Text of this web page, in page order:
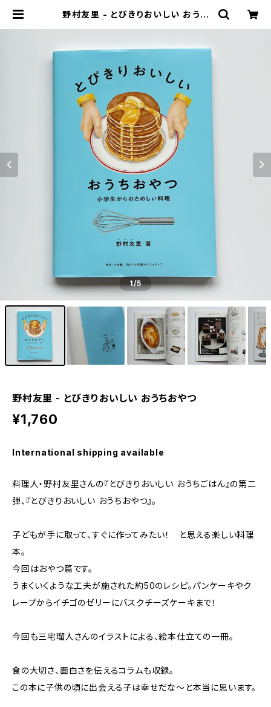
野村友里 - とびきりおいしい おうち
1/5
野村友里 - とびきりおいしい おうちおやつ
¥1,760
International shipping available
料理人・野村友里さんの『とびきりおいしい おうちごはん』の第二
弾、『とびきりおいしい おうちおやつ』。
子どもが手に取って、すぐに作ってみたい！ と思える楽しい料理
本。
今回はおやつ篇です。
うまくいくような工夫が施された約50のレシピ。パンケーキやク
レープからイチゴのゼリーにバスクチーズケーキまで！
今回も三宅瑠人さんのイラストによる、絵本仕立ての一冊。
食の大切さ、面白さを伝えるコラムも収録。
この本に子供の頃に出会える子は幸せだな〜と本当に思います。